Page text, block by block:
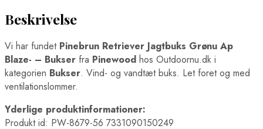
Beskrivelse
Vi har fundet Pinebrun Retriever Jagtbuks Grønu Ap
Blaze- – Bukser fra Pinewood hos Outdoornu.dk i
kategorien Bukser. Vind- og vandtæt buks. Let foret og med
ventilationslommer.
Yderlige produktinformationer:
Produkt id: PW-8679-56 7331090150249